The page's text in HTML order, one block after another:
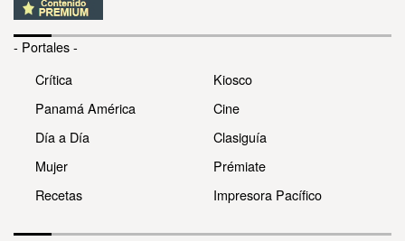
- Portales -
Crítica
Panamá América
Día a Día
Mujer
Recetas
Kiosco
Cine
Clasiguía
Prémiate
Impresora Pacífico